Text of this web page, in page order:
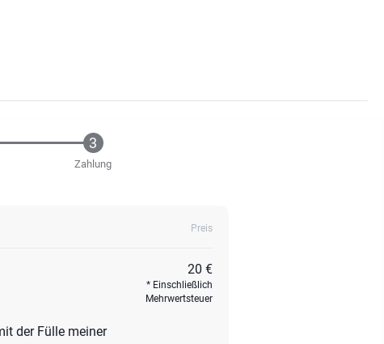
Zahlung
Preis
der Fülle meiner
20 €
Einschließlich
Mehrwertsteuer